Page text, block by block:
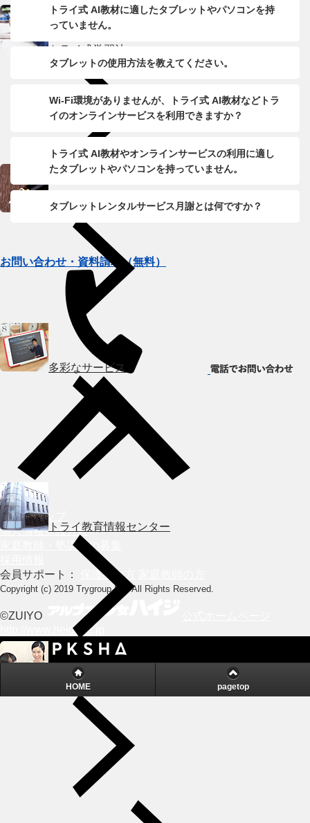
トライ式学習法
トライのプロ家庭教師
多彩なサービス
トライ教育情報センター
安心と信頼への取り組み
トライ式 AI教材に適したタブレットやパソコンを持
っていません。
タブレットの使用方法を教えてください。
Wi-Fi環境がありませんが、トライ式 AI教材などトラ
イのオンラインサービスを利用できますか？
トライ式 AI教材やオンラインサービスの利用に適し
たタブレットやパソコンを持っていません。
タブレットレンタルサービス月謝とは何ですか？
お問い合わせ・資料請求（無料）
HOME
会社概要
サイトマップ
個人情報保護方針
家庭教師・塾講師の募集
会員サポート：
保護者の方
Copyright (c) 2019 Trygroup Inc. All Rights Reserved.
©ZUIYO
http://www.heidi.ne.jp
Powered by
HOME pagetop